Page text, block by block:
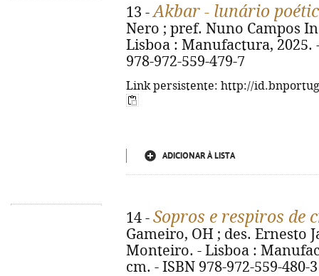
13 -Akbar - lunário
Nero ; pref. Nuno Campos
Lisboa : Manufactura, 2025.
978-972-559-479-7
Link persistente: http://
ADICIONAR À LISTA
14 - Sopros e respiros de
Gameiro, OH ; des. Ernesto
Monteiro. - Lisboa :
cm. - ISBN 978-972-559-480-3